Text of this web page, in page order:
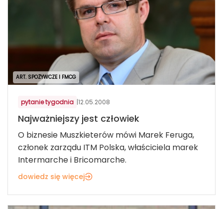
ART. SPOŻYWCZE I FMCG
pytanie tygodnia |12.05.2008
Najważniejszy jest człowiek
O biznesie Muszkieterów mówi Marek Feruga,
członek zarządu ITM Polska, właściciela marek
Intermarche i Bricomarche.
dowiedz się więcej